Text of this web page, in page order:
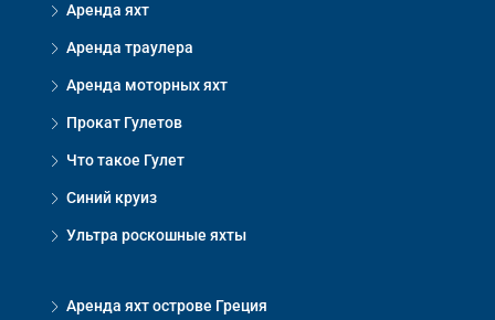
Аренда яхт
Аренда траулера
Аренда моторных яхт
Прокат Гулетов
Что такое Гулет
Синий круиз
Ультра роскошные яхты
Аренда яхт острове Греция